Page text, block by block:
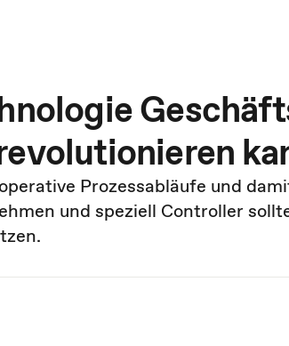
Prozessabläufe und
und speziell Controller